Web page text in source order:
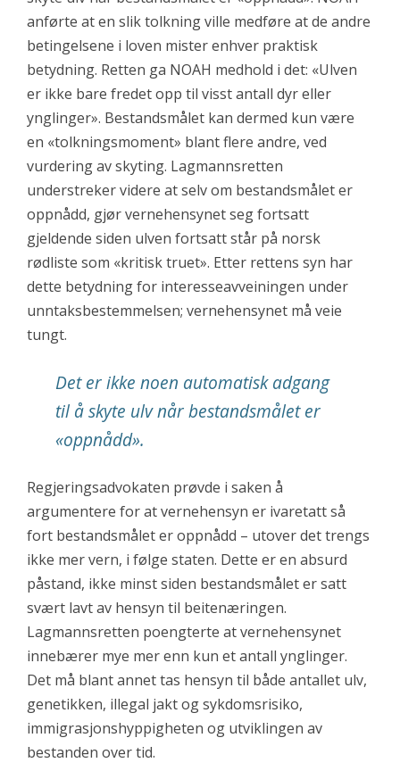
anførte at en slik tolkning ville medføre at de andre
betingelsene i loven mister enhver praktisk
betydning. Retten ga NOAH medhold i det: «Ulven
er ikke bare fredet opp til visst antall dyr eller
ynglinger». Bestandsmålet kan dermed kun være
en «tolkningsmoment» blant flere andre, ved
vurdering av skyting. Lagmannsretten
understreker videre at selv om bestandsmålet er
oppnådd, gjør vernehensynet seg fortsatt
gjeldende siden ulven fortsatt står på norsk
rødliste som «kritisk truet». Etter rettens syn har
dette betydning for interesseavveiningen under
unntaksbestemmelsen; vernehensynet må veie
tungt.
Det er ikke noen automatisk adgang
til å skyte ulv når bestandsmålet er
«oppnådd».
Regjeringsadvokaten prøvde i saken å
argumentere for at vernehensyn er ivaretatt så
fort bestandsmålet er oppnådd – utover det trengs
ikke mer vern, i følge staten. Dette er en absurd
påstand, ikke minst siden bestandsmålet er satt
svært lavt av hensyn til beitenæringen.
Lagmannsretten poengterte at vernehensynet
innebærer mye mer enn kun et antall ynglinger.
Det må blant annet tas hensyn til både antallet ulv,
genetikken, illegal jakt og sykdomsrisiko,
immigrasjonshyppigheten og utviklingen av
bestanden over tid.